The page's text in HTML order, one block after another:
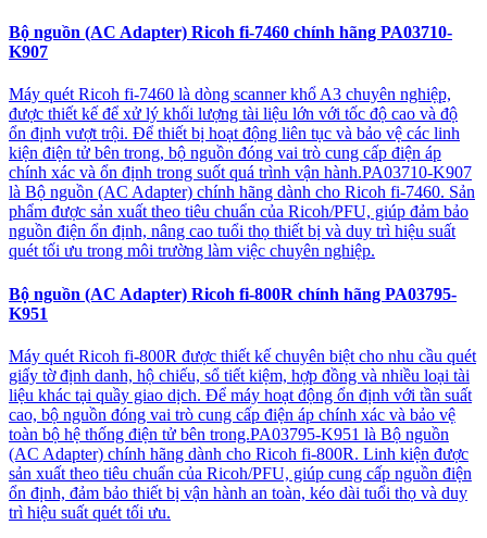
Bộ nguồn (AC Adapter) Ricoh fi-7460 chính hãng PA03710-
K907
Máy quét Ricoh fi-7460 là dòng scanner khổ A3 chuyên nghiệp,
được thiết kế để xử lý khối lượng tài liệu lớn với tốc độ cao và độ
ổn định vượt trội. Để thiết bị hoạt động liên tục và bảo vệ các linh
kiện điện tử bên trong, bộ nguồn đóng vai trò cung cấp điện áp
chính xác và ổn định trong suốt quá trình vận hành.PA03710-K907
là Bộ nguồn (AC Adapter) chính hãng dành cho Ricoh fi-7460. Sản
phẩm được sản xuất theo tiêu chuẩn của Ricoh/PFU, giúp đảm bảo
nguồn điện ổn định, nâng cao tuổi thọ thiết bị và duy trì hiệu suất
quét tối ưu trong môi trường làm việc chuyên nghiệp.
Bộ nguồn (AC Adapter) Ricoh fi-800R chính hãng PA03795-
K951
Máy quét Ricoh fi-800R được thiết kế chuyên biệt cho nhu cầu quét
giấy tờ định danh, hộ chiếu, sổ tiết kiệm, hợp đồng và nhiều loại tài
liệu khác tại quầy giao dịch. Để máy hoạt động ổn định với tần suất
cao, bộ nguồn đóng vai trò cung cấp điện áp chính xác và bảo vệ
toàn bộ hệ thống điện tử bên trong.PA03795-K951 là Bộ nguồn
(AC Adapter) chính hãng dành cho Ricoh fi-800R. Linh kiện được
sản xuất theo tiêu chuẩn của Ricoh/PFU, giúp cung cấp nguồn điện
ổn định, đảm bảo thiết bị vận hành an toàn, kéo dài tuổi thọ và duy
trì hiệu suất quét tối ưu.